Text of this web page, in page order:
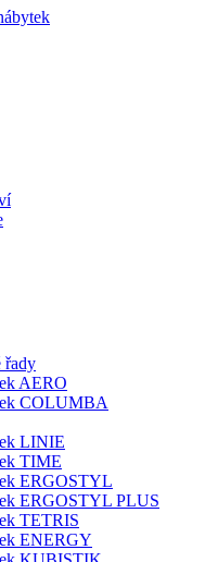
řady
AERO
COLUMBA
LINIE
TIME
ERGOSTYL
ERGOSTYL PLUS
TETRIS
ENERGY